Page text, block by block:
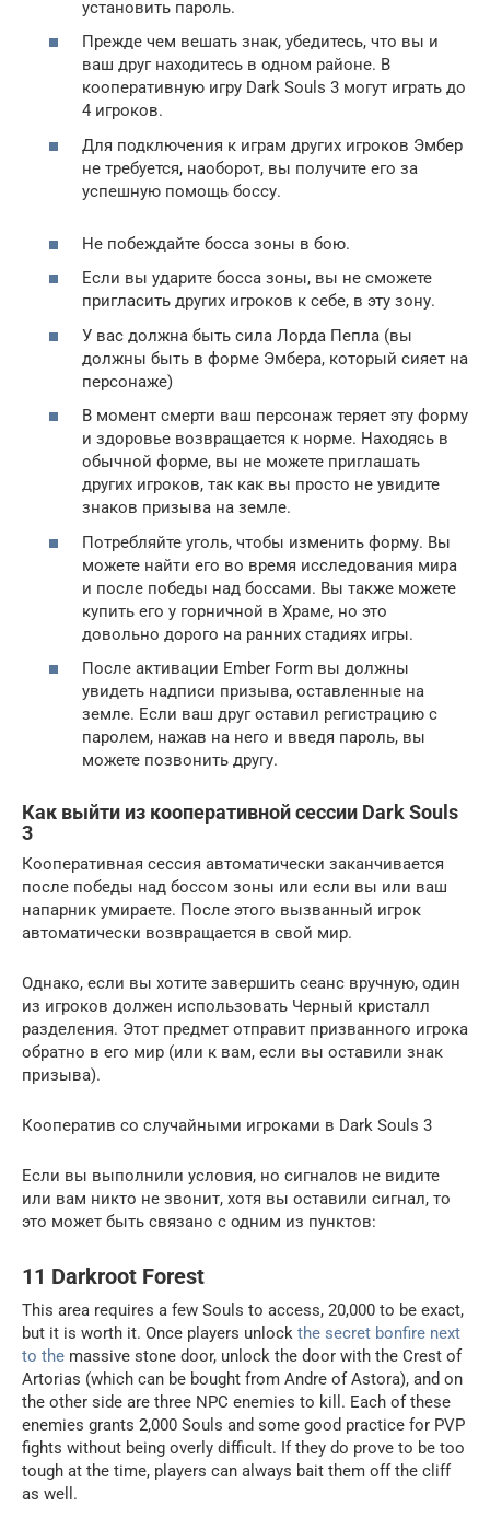
установить пароль.
Прежде чем вешать знак, убедитесь, что вы и
ваш друг находитесь в одном районе. В
кооперативную игру Dark Souls 3 могут играть до
4 игроков.
Для подключения к играм других игроков Эмбер
не требуется, наоборот, вы получите его за
успешную помощь боссу.
Не побеждайте босса зоны в бою.
Если вы ударите босса зоны, вы не сможете
пригласить других игроков к себе, в эту зону.
У вас должна быть сила Лорда Пепла (вы
должны быть в форме Эмбера, который сияет на
персонаже)
В момент смерти ваш персонаж теряет эту форму
и здоровье возвращается к норме. Находясь в
обычной форме, вы не можете приглашать
других игроков, так как вы просто не увидите
знаков призыва на земле.
Потребляйте уголь, чтобы изменить форму. Вы
можете найти его во время исследования мира
и после победы над боссами. Вы также можете
купить его у горничной в Храме, но это
довольно дорого на ранних стадиях игры.
После активации Ember Form вы должны
увидеть надписи призыва, оставленные на
земле. Если ваш друг оставил регистрацию с
паролем, нажав на него и введя пароль, вы
можете позвонить другу.
Как выйти из кооперативной сессии Dark Souls
3
Кооперативная сессия автоматически заканчивается
после победы над боссом зоны или если вы или ваш
напарник умираете. После этого вызванный игрок
автоматически возвращается в свой мир.
Однако, если вы хотите завершить сеанс вручную, один
из игроков должен использовать Черный кристалл
разделения. Этот предмет отправит призванного игрока
обратно в его мир (или к вам, если вы оставили знак
призыва).
Кооператив со случайными игроками в Dark Souls 3
Если вы выполнили условия, но сигналов не видите
или вам никто не звонит, хотя вы оставили сигнал, то
это может быть связано с одним из пунктов:
11 Darkroot Forest
This area requires a few Souls to access, 20,000 to be exact,
but it is worth it. Once players unlock the secret bonfire next
to the massive stone door, unlock the door with the Crest of
Artorias (which can be bought from Andre of Astora), and on
the other side are three NPC enemies to kill. Each of these
enemies grants 2,000 Souls and some good practice for PVP
fights without being overly difficult. If they do prove to be too
tough at the time, players can always bait them off the cliff
as well.